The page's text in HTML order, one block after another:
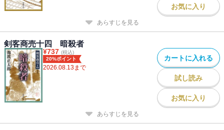
お気に入り
あらすじを見る
剣客商売十四 暗殺者
¥737 (税込)
20%ポイント
2026.08.13まで
カートに入れる
試し読み
お気に入り
あらすじを見る